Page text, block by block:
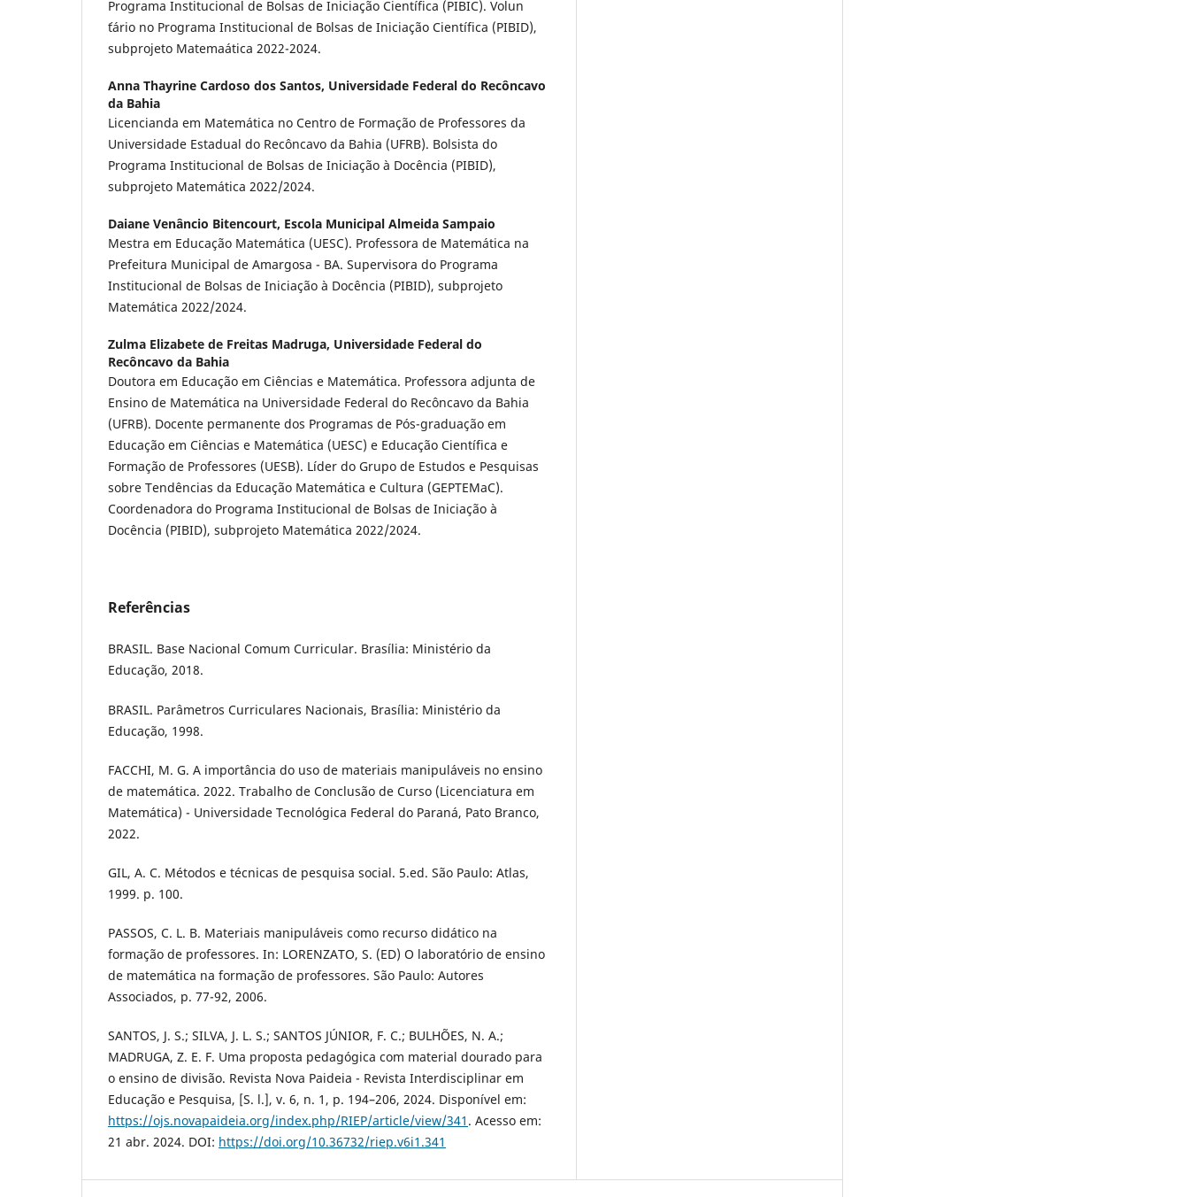
Programa Institucional de Bolsas de Iniciação Científica (PIBIC). Volun
´tário no Programa Institucional de Bolsas de Iniciação Científica (PIBID),
subprojeto Matemaática 2022-2024.
Anna Thayrine Cardoso dos Santos, Universidade Federal do Recôncavo
da Bahia
Licencianda em Matemática no Centro de Formação de Professores da
Universidade Estadual do Recôncavo da Bahia (UFRB). Bolsista do
Programa Institucional de Bolsas de Iniciação à Docência (PIBID),
subprojeto Matemática 2022/2024.
Daiane Venâncio Bitencourt, Escola Municipal Almeida Sampaio
Mestra em Educação Matemática (UESC). Professora de Matemática na
Prefeitura Municipal de Amargosa - BA. Supervisora do Programa
Institucional de Bolsas de Iniciação à Docência (PIBID), subprojeto
Matemática 2022/2024.
Zulma Elizabete de Freitas Madruga, Universidade Federal do
Recôncavo da Bahia
Doutora em Educação em Ciências e Matemática. Professora adjunta de
Ensino de Matemática na Universidade Federal do Recôncavo da Bahia
(UFRB). Docente permanente dos Programas de Pós-graduação em
Educação em Ciências e Matemática (UESC) e Educação Científica e
Formação de Professores (UESB). Líder do Grupo de Estudos e Pesquisas
sobre Tendências da Educação Matemática e Cultura (GEPTEMaC).
Coordenadora do Programa Institucional de Bolsas de Iniciação à
Docência (PIBID), subprojeto Matemática 2022/2024.
Referências
BRASIL. Base Nacional Comum Curricular. Brasília: Ministério da
Educação, 2018.
BRASIL. Parâmetros Curriculares Nacionais, Brasília: Ministério da
Educação, 1998.
FACCHI, M. G. A importância do uso de materiais manipuláveis no ensino
de matemática. 2022. Trabalho de Conclusão de Curso (Licenciatura em
Matemática) - Universidade Tecnológica Federal do Paraná, Pato Branco,
2022.
GIL, A. C. Métodos e técnicas de pesquisa social. 5.ed. São Paulo: Atlas,
1999. p. 100.
PASSOS, C. L. B. Materiais manipuláveis como recurso didático na
formação de professores. In: LORENZATO, S. (ED) O laboratório de ensino
de matemática na formação de professores. São Paulo: Autores
Associados, p. 77-92, 2006.
SANTOS, J. S.; SILVA, J. L. S.; SANTOS JÚNIOR, F. C.; BULHÕES, N. A.;
MADRUGA, Z. E. F. Uma proposta pedagógica com material dourado para
o ensino de divisão. Revista Nova Paideia - Revista Interdisciplinar em
Educação e Pesquisa, [S. l.], v. 6, n. 1, p. 194–206, 2024. Disponível em:
https://ojs.novapaideia.org/index.php/RIEP/article/view/341 . Acesso em:
21 abr. 2024. DOI: https://doi.org/10.36732/riep.v6i1.341